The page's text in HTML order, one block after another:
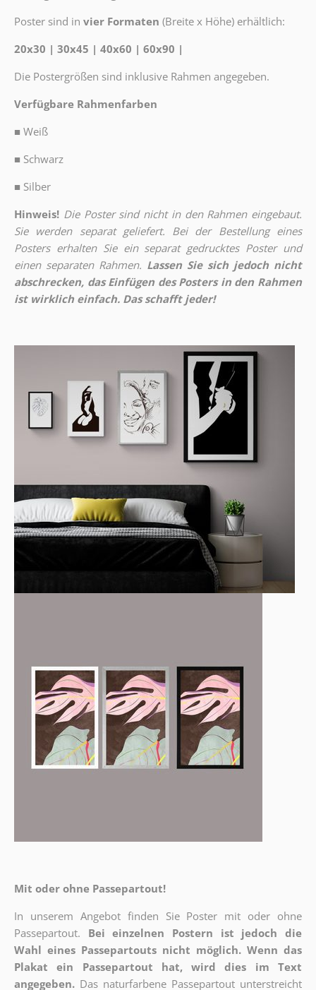
Poster sind in vier Formaten (Breite x Höhe) erhältlich:
20x30 | 30x45 | 40x60 | 60x90 |
Die Postergrößen sind inklusive Rahmen angegeben.
Verfügbare Rahmenfarben
■ Weiß
■ Schwarz
■ Silber
Hinweis! Die Poster sind nicht in den Rahmen eingebaut.
Sie werden separat geliefert. Bei der Bestellung eines
Posters erhalten Sie ein separat gedrucktes Poster und
einen separaten Rahmen. Lassen Sie sich jedoch nicht
abschrecken, das Einfügen des Posters in den Rahmen
ist wirklich einfach. Das schafft jeder!
Mit oder ohne Passepartout!
In unserem Angebot finden Sie Poster mit oder ohne
Passepartout.
Bei einzelnen Postern ist jedoch die
Wahl eines Passepartouts nicht möglich. Wenn das
Plakat ein Passepartout hat, wird dies im Text
angegeben. Das naturfarbene Passepartout unterstreicht